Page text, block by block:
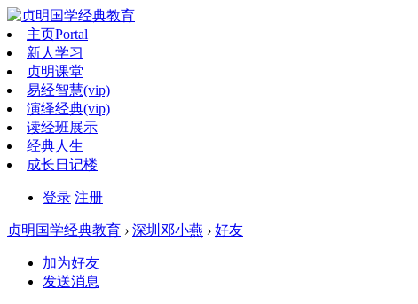
主页Portal
新人学习
贞明课堂
易经智慧(vip)
演绎经典(vip)
读经班展示
经典人生
成长日记楼
登录 注册
贞明国学经典教育 › 深圳邓小燕 › 好友
加为好友
发送消息